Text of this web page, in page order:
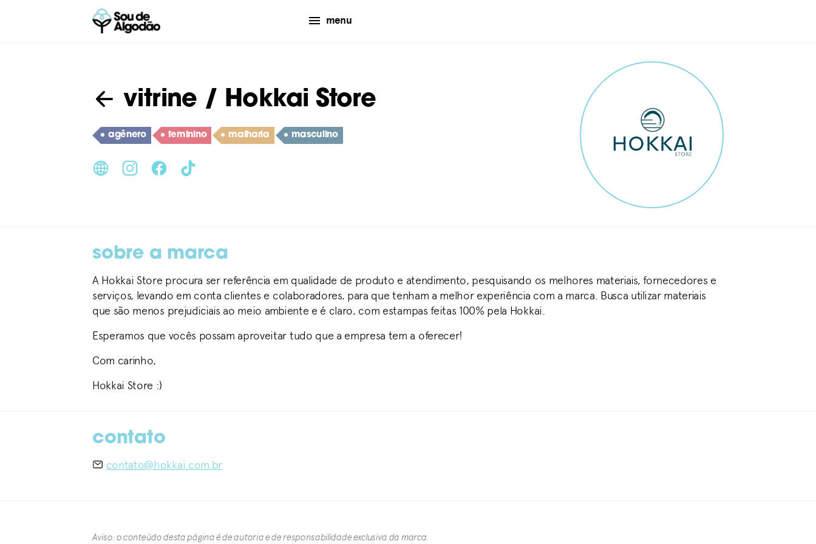
menu
vitrine / Hokkai Store
agênero feminino malharia masculino
sobre a marca
A Hokkai Store procura ser referência em qualidade de produto e atendimento, pesquisando os melhores materiais, fornecedores e
serviços, levando em conta clientes e colaboradores, para que tenham a melhor experiência com a marca. Busca utilizar materiais
que são menos prejudiciais ao meio ambiente e é claro, com estampas feitas 100% pela Hokkai.
Esperamos que vocês possam aproveitar tudo que a empresa tem a oferecer!
Com carinho,
Hokkai Store :)
contato
contato@hokkai.com.br
Aviso: o conteúdo desta página é de autoria e de responsabilidade exclusiva da marca.​